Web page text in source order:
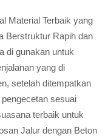
Material Terbaik yang
Berstruktur Rapih dan
di gunakan untuk
yang di
setelah ditempatkan
sesuai
terbaik untuk
Jalur dengan Beton